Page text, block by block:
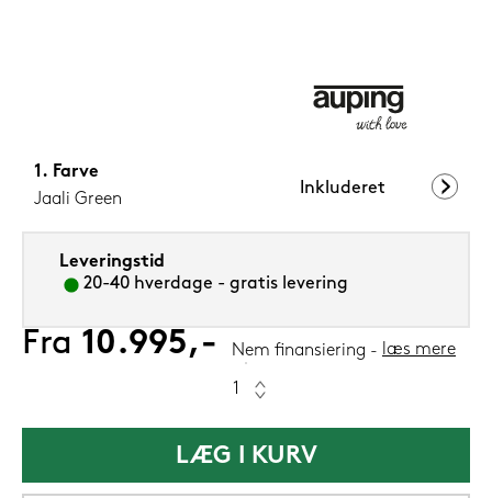
Farve
Jaali Green
Inkluderet
Leveringstid
20-40 hverdage - gratis levering
Fra 10.995,- Nem finansiering læs mere
LÆG I KURV